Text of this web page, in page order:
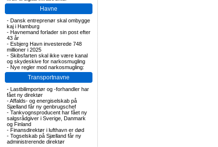
Havne
- Dansk entreprenør skal ombygge
kaj i Hamburg
- Havnemand forlader sin post efter
43 år
- Esbjerg Havn investerede 748
millioner i 2025
- Skibsfarten skal ikke være kanal
og skydeskive for narkosmugling
- Nye regler mod narkosmugling:
Transportnavne
- Lastbilimportør og -forhandler har
fået ny direktør
-Affalds- og energiselskab på
Sjælland får ny genbrugschef
- Tankvognsproducent har fået ny
salgsrådgiver i Sverige, Danmark
og Finland
- Finansdirektør i lufthavn er død
- Togselskab på Sjælland får ny
administrerende direktør